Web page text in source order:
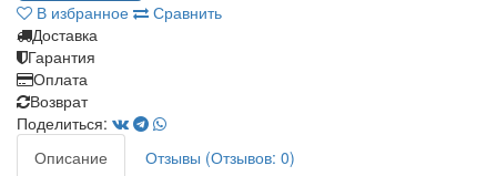
В избранное
Сравнить
Доставка
Гарантия
Оплата
Возврат
Поделиться:
Описание
Отзывы (Отзывов: 0)